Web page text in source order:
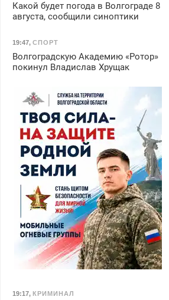
Какой будет погода в Волгограде 8
августа, сообщили синоптики
19:47, СПОРТ
Волгоградскую Академию «Ротор»
покинул Владислав Хрущак
19:17, КРИМИНАЛ